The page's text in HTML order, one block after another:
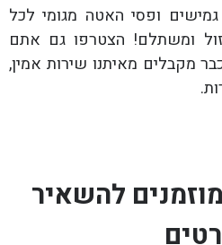
גמישים ופסי האטה מגומי לכל
ומשתלם! הצטרפו גם אתם
מקבלים מאיתנו שירות אמין,
להשאיר